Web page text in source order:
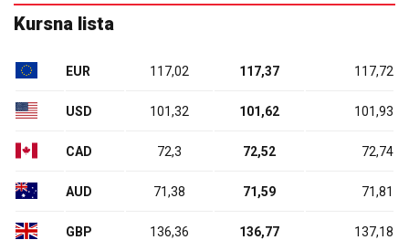
Kursna lista
EUR 117,02 117,37 117,72
USD 101,32 101,62 101,93
CAD 72,3 72,52 72,74
AUD 71,38 71,59 71,81
GBP 136,36 136,77 137,18